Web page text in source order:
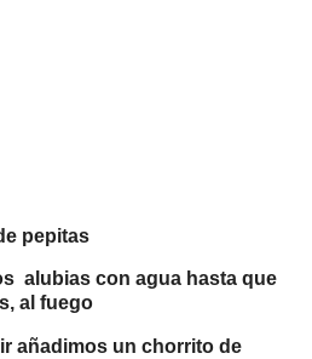
pepitas
alubias con agua hasta que
al fuego
añadimos un chorrito de